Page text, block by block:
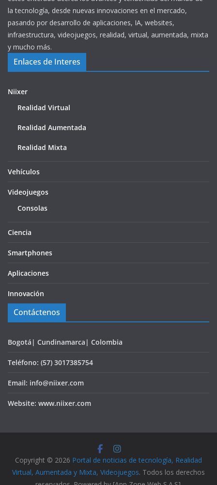
la tecnología, desde nuevas innovaciones en el mercado,
pasando por desarrollo de aplicaciones, IA, websites,
infraestructura, videojuegos, realidad, virtual, aumentada, mixta
y mucho más.
Enlaces de Interes
Niixer
Realidad Virtual
Realidad Aumentada
Realidad Mixta
Vehículos
Videojuegos
Consolas
Ciencia
Smartphones
Aplicaciones
Innovación
Contáctenos
Bogotá| Cundinamarca| Colombia
Teléfono: (57) 3017385754
Email: info@niixer.com
Website: www.niixer.com
Copyright © 2026 Portal de noticias de tecnología, Realidad
Virtual, Aumentada y Mixta, Videojuegos. Todos los derechos